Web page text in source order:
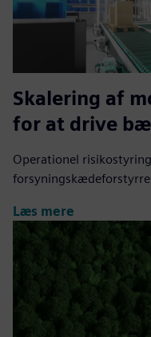
Skalering af
for at drive
Operationel
Læs mere